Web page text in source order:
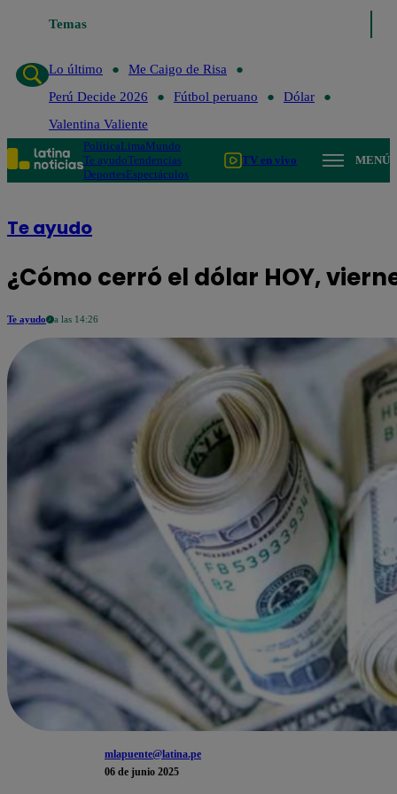
Temas
Lo último Me Caigo de Risa
Lo último
Me Caigo de Risa
Perú Decide 2026
Fútbol peruano
Dólar
Valentina Valiente
PolíticaLimaMundo
Te ayudoTendencias
DeportesEspectáculos
TV en vivo MENÚ
Te ayudo
¿Cómo cerró el dólar HOY,
Te ayudo a las 14:26
mlapuente@latina.pe
06 de junio 2025